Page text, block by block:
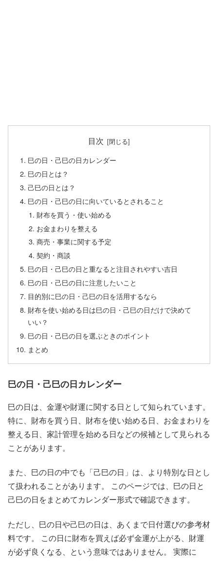
目次
巳の日・己巳の日カレンダー
巳の日とは？
己巳の日とは？
巳の日・己巳の日に向いているとされること
財布を買う・使い始める
お金まわりを整える
商売・事業に関する予定
契約・商談
巳の日・己巳の日と重なると注目されやすい吉日
巳の日・己巳の日に注意したいこと
目的別に巳の日・己巳の日を活用するなら
財布を使い始める日は巳の日・己巳の日だけで決めて
いい？
巳の日・己巳の日を選ぶときのポイント
まとめ
巳の日・己巳の日カレンダー
巳の日は、金運や財運に関する日として知られています。
特に、財布を買う日、財布を使い始める日、お金まわりを
整える日、家計管理を始める日などの候補として見られる
ことがあります。
また、巳の日の中でも「己巳の日」は、より特別な日とし
て扱われることがあります。 このページでは、巳の日と
己巳の日をまとめてカレンダー形式で確認できます。
ただし、巳の日や己巳の日は、あくまで日付選びの参考材
料です。 この日に財布を買えば必ず金運が上がる、財運
が必ず良くなる、という意味ではありません。 実際に